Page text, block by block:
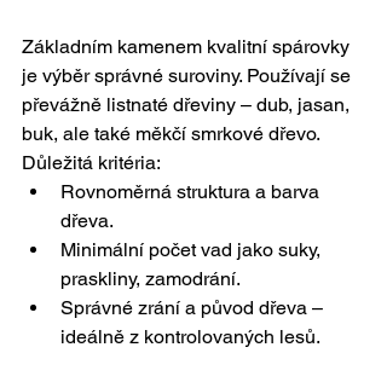
Základním kamenem kvalitní spárovky
je výběr správné suroviny. Používají se
převážně listnaté dřeviny – dub, jasan,
buk, ale také měkčí smrkové dřevo.
Důležitá kritéria:
Rovnoměrná struktura a barva
dřeva.
Minimální počet vad jako suky,
praskliny, zamodrání.
Správné zrání a původ dřeva –
ideálně z kontrolovaných lesů.